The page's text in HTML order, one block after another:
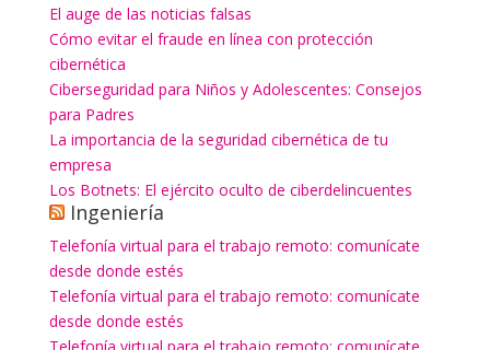
El auge de las noticias falsas
Cómo evitar el fraude en línea con protección
cibernética
Ciberseguridad para Niños y Adolescentes: Consejos
para Padres
La importancia de la seguridad cibernética de tu
empresa
Los Botnets: El ejército oculto de ciberdelincuentes
Ingeniería
Telefonía virtual para el trabajo remoto: comunícate
desde donde estés
Telefonía virtual para el trabajo remoto: comunícate
desde donde estés
Telefonía virtual para el trabajo remoto: comunícate